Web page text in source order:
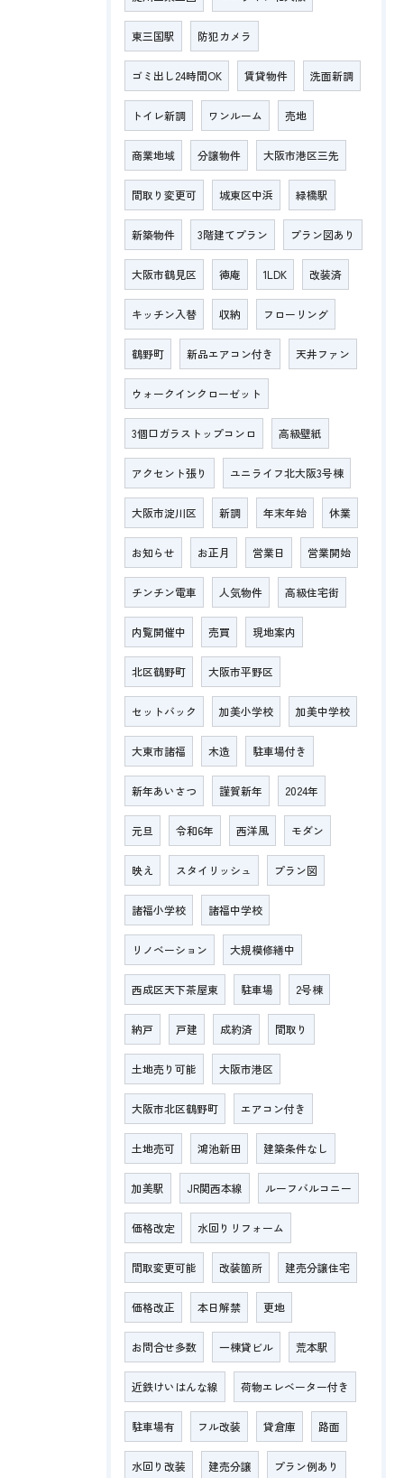
東三国駅 防犯カメラ
ゴミ出し24時間OK 賃貸物件 洗面新調
トイレ新調 ワンルーム 売地
商業地域 分譲物件 大阪市港区三先
間取り変更可 城東区中浜 緑橋駅
新築物件 3階建てプラン プラン図あり
大阪市鶴見区 徳庵 1LDK 改装済
キッチン入替 収納 フローリング
鶴野町 新品エアコン付き 天井ファン
ウォークインクローゼット
3個口ガラストップコンロ 高級壁紙
アクセント張り ユニライフ北大阪3号棟
大阪市淀川区 新調 年末年始 休業
お知らせ お正月 営業日 営業開始
チンチン電車 人気物件 高級住宅街
内覧開催中 売買 現地案内
北区鶴野町 大阪市平野区
セットバック 加美小学校 加美中学校
大東市諸福 木造 駐車場付き
新年あいさつ 謹賀新年 2024年
元旦 令和6年 西洋風 モダン
映え スタイリッシュ プラン図
諸福小学校 諸福中学校
リノベーション 大規模修繕中
西成区天下茶屋東 駐車場 2号棟
納戸 戸建 成約済 間取り
土地売り可能 大阪市港区
大阪市北区鶴野町 エアコン付き
土地売可 鴻池新田 建築条件なし
加美駅 JR関西本線 ルーフバルコニー
価格改定 水回りリフォーム
間取変更可能 改装箇所 建売分譲住宅
価格改正 本日解禁 更地
お問合せ多数 一棟貸ビル 荒本駅
近鉄けいはんな線 荷物エレベーター付き
駐車場有 フル改装 貸倉庫 路面
水回り改装 建売分譲 プラン例あり